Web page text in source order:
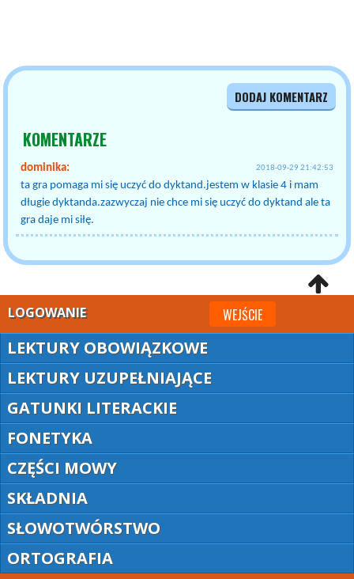
DODAJ KOMENTARZ
KOMENTARZE
dominika: 2018-09-29 21:42:53
ta gra pomaga mi się uczyć do dyktand.jestem w klasie 4 i mam
długie dyktanda.zazwyczaj nie chce mi się uczyć do dyktand ale ta
gra daje mi siłę.
LOGOWANIE WEJŚCIE
LEKTURY OBOWIĄZKOWE
LEKTURY UZUPEŁNIAJĄCE
GATUNKI LITERACKIE
FONETYKA
CZĘŚCI MOWY
SKŁADNIA
SŁOWOTWÓRSTWO
ORTOGRAFIA